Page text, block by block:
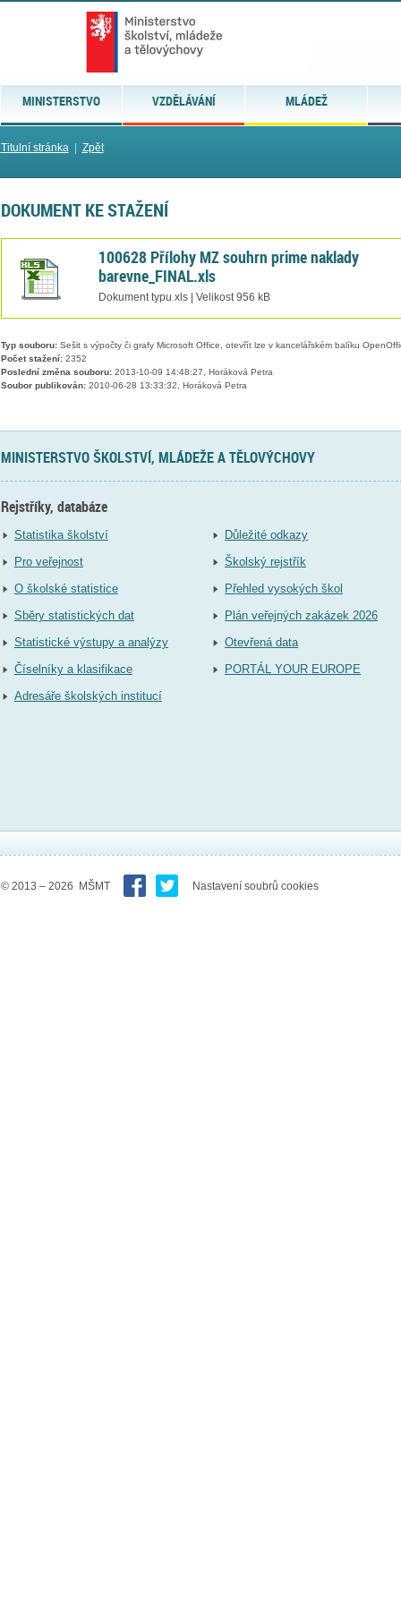
MINISTERSTVO VZDĚLÁVÁNÍ MLÁDEŽ
Titulní stránka| Zpět
DOKUMENT KE STAŽENÍ
100628 Přílohy MZ souhrn prime naklady
barevne_FINAL.xls
Dokument typu xls | Velikost 956 kB
Typ souboru:Sešit s výpočty či grafy Microsoft Office, otevřít lze v kancelářském balíku
Počet stažení:2352
Poslední změna souboru:2013-10-09 14:48:27, Horáková Petra
Soubor publikován:2010-06-28 13:33:32, Horáková Petra
MINISTERSTVO ŠKOLSTVÍ, MLÁDEŽE A TĚLOVÝCHOVY
Rejstříky, databáze
Statistika školství
Pro veřejnost
O školské statistice
Sběry statistických dat
Statistické výstupy a analýzy
Číselníky a klasifikace
Adresáře školských institucí
Důležité odkazy
Školský rejstřík
Přehled vysokých škol
Plán veřejných zakázek 2026
Otevřená data
PORTÁL YOUR EUROPE
© 2013 – 2026 MŠMT Nastavení soubrů cookies